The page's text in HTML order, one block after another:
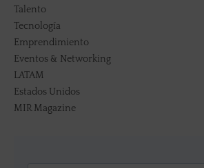
Talento
Tecnología
Emprendimiento
Eventos & Networking
LATAM
Estados Unidos
MIR Magazine